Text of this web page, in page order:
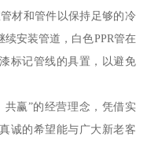
材和管件以保持足够的冷
安装管道，白色PPR管在
标记管线的具置，以避免
赢”的经营理念，凭借实
诚的希望能与广大新老客